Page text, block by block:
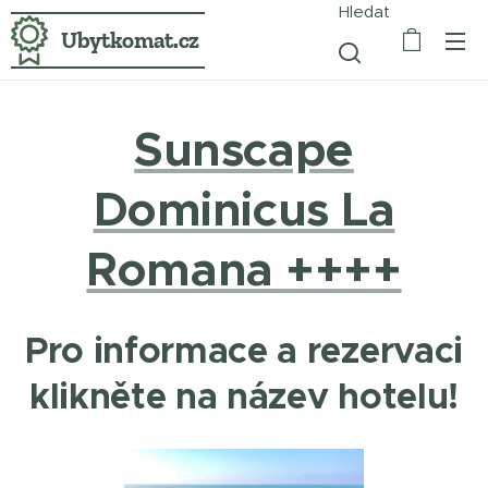
Ubytkomat.cz
Hledat
Sunscape
Dominicus La
Romana ++++
Pro informace a rezervaci
klikněte na název hotelu!